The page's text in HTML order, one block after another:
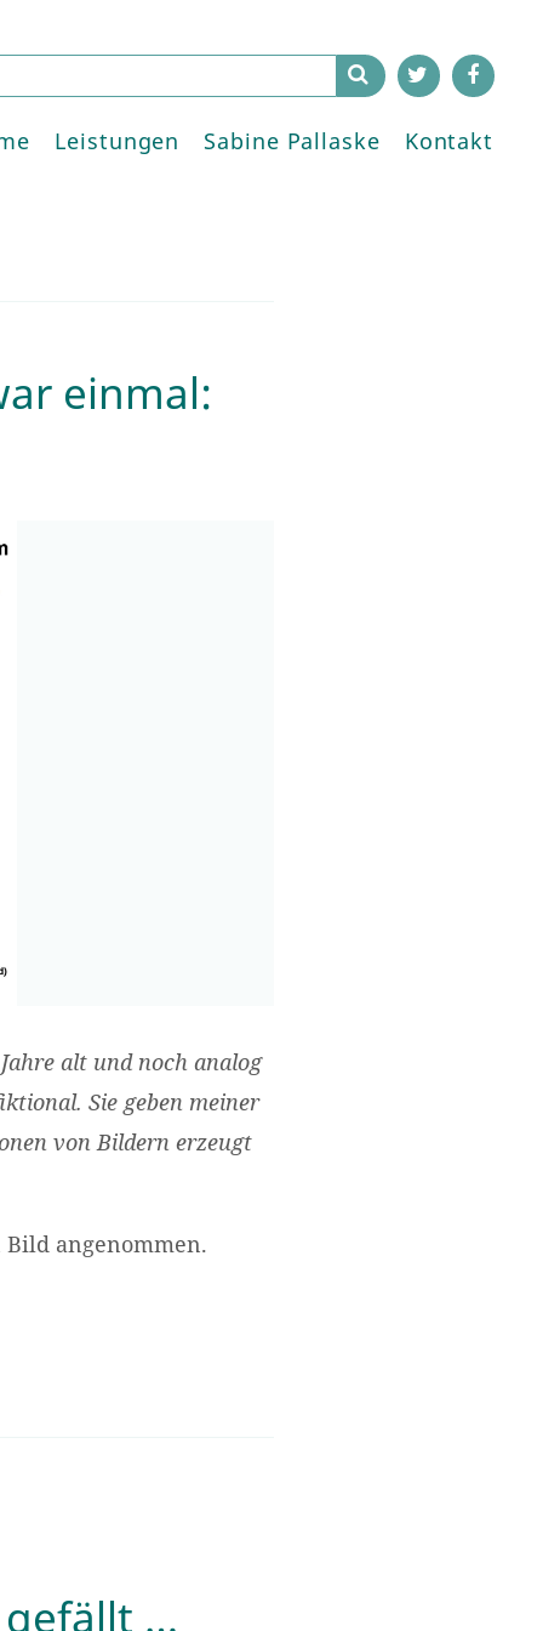
Leistungen Sabine Pallaske Kontakt
einmal:
alt und noch analog
Sie geben meiner
von Bildern erzeugt
angenommen.
gefällt …